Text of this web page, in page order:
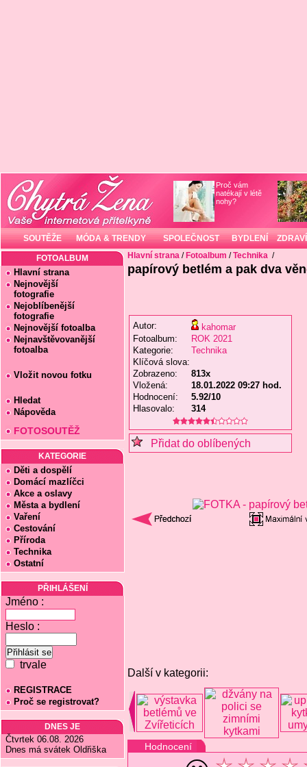
Proč vám
natékají v létě
nohy?
SOUTĚŽE MÓDA & TRENDY SPOLEČNOST BYDLENÍ ZDRAVÍ
FOTOALBUM
Hlavní strana
Nejnovější
fotografie
Nejoblíbenější
fotografie
Nejnovější fotoalba
Nejnavštěvovanější
fotoalba
Vložit novou fotku
Hledat
Nápověda
FOTOSOUTĚŽ
KATEGORIE
Děti a dospělí
Domácí mazlíčci
Akce a oslavy
Města a bydlení
Vaření
Cestování
Příroda
Technika
Ostatní
PŘIHLÁŠENÍ
Jméno :
Heslo :
trvale
REGISTRACE
Proč se registrovat?
DNES JE
Čtvrtek 06.08. 2026
Dnes má svátek Oldřiška
Hlavní strana / Fotoalbum /Technika /
papírový betlém a pak dva
Autor:
kahomar
Fotoalbum:
ROK 2021
Kategorie:
Technika
Klíčová slova:
Zobrazeno:
813x
Vložená:
18.01.2022 09:27 hod.
Hodnocení:
5.92/10
Hlasovalo:
314
Přidat do oblíbených
Další v kategorii:
Hodnocení